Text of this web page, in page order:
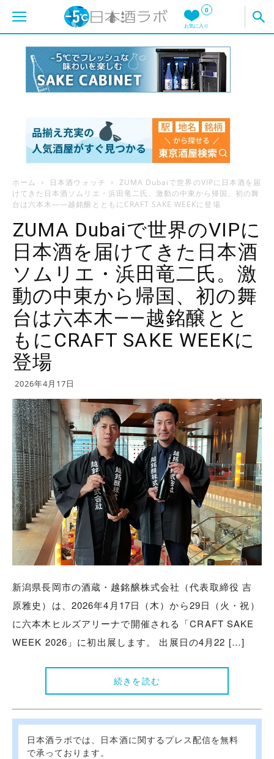
0
お気に入り
ホーム 日本酒ウォッチ
ZUMA Dubaiで世界のVIPに日本酒を届
けてきた日本酒ソムリエ・浜田竜二氏。激動の中東から帰国、初の舞
台は六本木——越銘醸とともにCRAFT SAKE WEEKに登場
ZUMA Dubaiで世界のVIPに
日本酒を届けてきた日本酒
ソムリエ・浜田竜二氏。激
動の中東から帰国、初の舞
台は六本木——越銘醸とと
もにCRAFT SAKE WEEKに
登場
2026年4月17日
新潟県長岡市の酒蔵・越銘醸株式会社（代表取締役 吉
原雅史）は、2026年4月17日（木）から29日（火・祝）
に六本木ヒルズアリーナで開催される「CRAFT SAKE
WEEK 2026」に初出展します。 出展日の4月22 […]
続きを読む
日本酒ラボでは、日本酒に関するプレス配信を無料
で承っております。